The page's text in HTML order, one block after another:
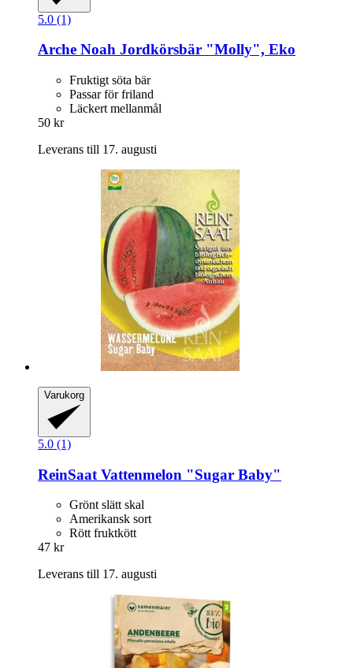
5.0 (1)
Arche Noah Jordkörsbär "Molly", Eko
Fruktigt söta bär
Passar för friland
Läckert mellanmål
50 kr
Leverans till 17. augusti
Varukorg
5.0 (1)
ReinSaat Vattenmelon "Sugar Baby"
Grönt slätt skal
Amerikansk sort
Rött fruktkött
47 kr
Leverans till 17. augusti